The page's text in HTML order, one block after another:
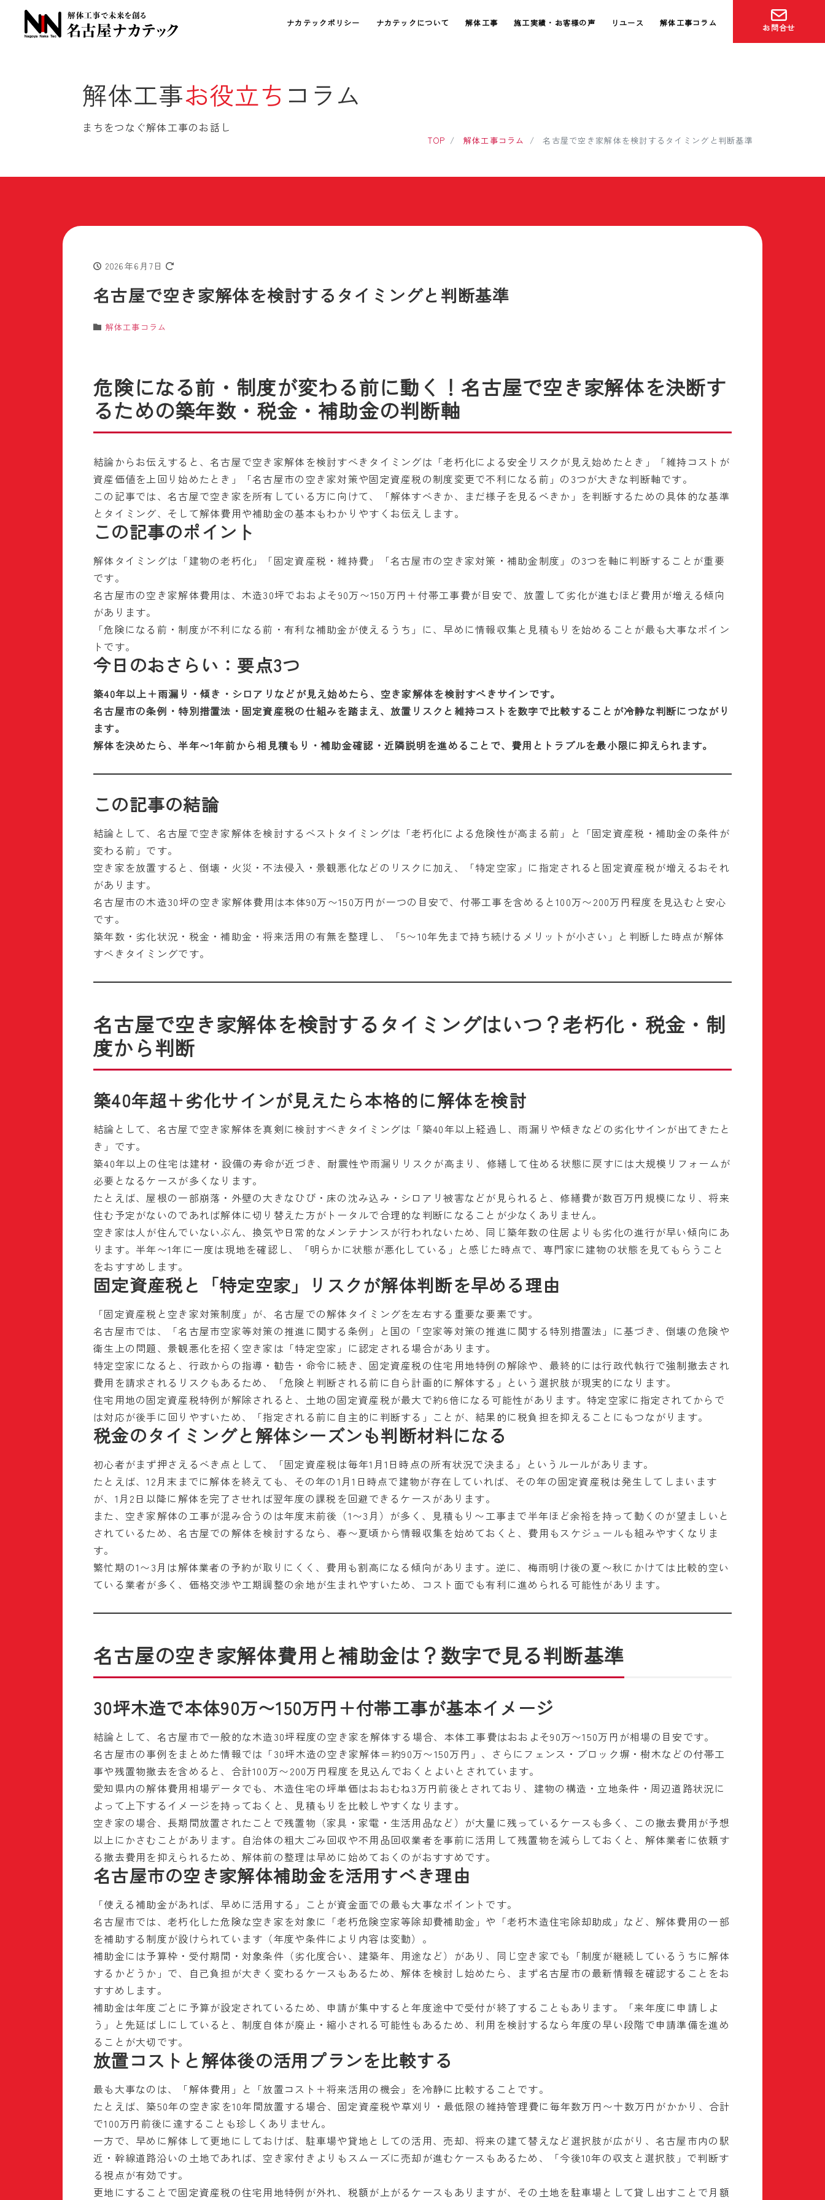
ナカテックポリシー ナカテックについて 解体工事 施工実績・お客様の声 リユース 解体工事コラム お問合せ
解体工事お役立ち コラム
まちをつなぐ解体工事のお話し
TOP 解体工事コラム 名古屋で空き家解体を検討するタイミングと判断基準
2026年6月7日
名古屋で空き家解体を検討するタイミングと判断基準
解体工事コラム
危険になる前・制度が変わる前に動く！名古屋で空き家解体を決断す
るための築年数・税金・補助金の判断軸
結論からお伝えすると、名古屋で空き家解体を検討すべきタイミングは「老朽化による安全リスクが見え始めたとき」「維持コストが
資産価値を上回り始めたとき」「名古屋市の空き家対策や固定資産税の制度変更で不利になる前」の3つが大きな判断軸です。
この記事では、名古屋で空き家を所有している方に向けて、「解体すべきか、まだ様子を見るべきか」を判断するための具体的な基準
とタイミング、そして解体費用や補助金の基本もわかりやすくお伝えします。
この記事のポイント
解体タイミングは「建物の老朽化」「固定資産税・維持費」「名古屋市の空き家対策・補助金制度」の3つを軸に判断することが重要
です。
名古屋市の空き家解体費用は、木造30坪でおおよそ90万〜150万円＋付帯工事費が目安で、放置して劣化が進むほど費用が増える傾向
があります。
「危険になる前・制度が不利になる前・有利な補助金が使えるうち」に、早めに情報収集と見積もりを始めることが最も大事なポイン
トです。
今日のおさらい：要点3つ
築40年以上＋雨漏り・傾き・シロアリなどが見え始めたら、空き家解体を検討すべきサインです。
名古屋市の条例・特別措置法・固定資産税の仕組みを踏まえ、放置リスクと維持コストを数字で比較することが冷静な判断につながり
ます。
解体を決めたら、半年〜1年前から相見積もり・補助金確認・近隣説明を進めることで、費用とトラブルを最小限に抑えられます。
この記事の結論
結論として、名古屋で空き家解体を検討するベストタイミングは「老朽化による危険性が高まる前」と「固定資産税・補助金の条件が
変わる前」です。
空き家を放置すると、倒壊・火災・不法侵入・景観悪化などのリスクに加え、「特定空家」に指定されると固定資産税が増えるおそれ
があります。
名古屋市の木造30坪の空き家解体費用は本体90万〜150万円が一つの目安で、付帯工事を含めると100万〜200万円程度を見込むと安心
です。
築年数・劣化状況・税金・補助金・将来活用の有無を整理し、「5〜10年先まで持ち続けるメリットが小さい」と判断した時点が解体
すべきタイミングです。
名古屋で空き家解体を検討するタイミングはいつ？老朽化・税金・制
度から判断
築40年超＋劣化サインが見えたら本格的に解体を検討
結論として、名古屋で空き家解体を真剣に検討すべきタイミングは「築40年以上経過し、雨漏りや傾きなどの劣化サインが出てきたと
き」です。
築40年以上の住宅は建材・設備の寿命が近づき、耐震性や雨漏りリスクが高まり、修繕して住める状態に戻すには大規模リフォームが
必要となるケースが多くなります。
たとえば、屋根の一部崩落・外壁の大きなひび・床の沈み込み・シロアリ被害などが見られると、修繕費が数百万円規模になり、将来
住む予定がないのであれば解体に切り替えた方がトータルで合理的な判断になることが少なくありません。
空き家は人が住んでいないぶん、換気や日常的なメンテナンスが行われないため、同じ築年数の住居よりも劣化の進行が早い傾向にあ
ります。半年〜1年に一度は現地を確認し、「明らかに状態が悪化している」と感じた時点で、専門家に建物の状態を見てもらうこと
をおすすめします。
固定資産税と「特定空家」リスクが解体判断を早める理由
「固定資産税と空き家対策制度」が、名古屋での解体タイミングを左右する重要な要素です。
名古屋市では、「名古屋市空家等対策の推進に関する条例」と国の「空家等対策の推進に関する特別措置法」に基づき、倒壊の危険や
衛生上の問題、景観悪化を招く空き家は「特定空家」に認定される場合があります。
特定空家になると、行政からの指導・勧告・命令に続き、固定資産税の住宅用地特例の解除や、最終的には行政代執行で強制撤去され
費用を請求されるリスクもあるため、「危険と判断される前に自ら計画的に解体する」という選択肢が現実的になります。
住宅用地の固定資産税特例が解除されると、土地の固定資産税が最大で約6倍になる可能性があります。特定空家に指定されてからで
は対応が後手に回りやすいため、「指定される前に自主的に判断する」ことが、結果的に税負担を抑えることにもつながります。
税金のタイミングと解体シーズンも判断材料になる
初心者がまず押さえるべき点として、「固定資産税は毎年1月1日時点の所有状況で決まる」というルールがあります。
たとえば、12月末までに解体を終えても、その年の1月1日時点で建物が存在していれば、その年の固定資産税は発生してしまいます
が、1月2日以降に解体を完了させれば翌年度の課税を回避できるケースがあります。
また、空き家解体の工事が混み合うのは年度末前後（1〜3月）が多く、見積もり〜工事まで半年ほど余裕を持って動くのが望ましいと
されているため、名古屋での解体を検討するなら、春〜夏頃から情報収集を始めておくと、費用もスケジュールも組みやすくなりま
す。
繁忙期の1〜3月は解体業者の予約が取りにくく、費用も割高になる傾向があります。逆に、梅雨明け後の夏〜秋にかけては比較的空い
ている業者が多く、価格交渉や工期調整の余地が生まれやすいため、コスト面でも有利に進められる可能性があります。
名古屋の空き家解体費用と補助金は？数字で見る判断基準
30坪木造で本体90万〜150万円＋付帯工事が基本イメージ
結論として、名古屋市で一般的な木造30坪程度の空き家を解体する場合、本体工事費はおおよそ90万〜150万円が相場の目安です。
名古屋市の事例をまとめた情報では「30坪木造の空き家解体＝約90万〜150万円」、さらにフェンス・ブロック塀・樹木などの付帯工
事や残置物撤去を含めると、合計100万〜200万円程度を見込んでおくとよいとされています。
愛知県内の解体費用相場データでも、木造住宅の坪単価はおおむね3万円前後とされており、建物の構造・立地条件・周辺道路状況に
よって上下するイメージを持っておくと、見積もりを比較しやすくなります。
空き家の場合、長期間放置されたことで残置物（家具・家電・生活用品など）が大量に残っているケースも多く、この撤去費用が予想
以上にかさむことがあります。自治体の粗大ごみ回収や不用品回収業者を事前に活用して残置物を減らしておくと、解体業者に依頼す
る撤去費用を抑えられるため、解体前の整理は早めに始めておくのがおすすめです。
名古屋市の空き家解体補助金を活用すべき理由
「使える補助金があれば、早めに活用する」ことが資金面での最も大事なポイントです。
名古屋市では、老朽化した危険な空き家を対象に「老朽危険空家等除却費補助金」や「老朽木造住宅除却助成」など、解体費用の一部
を補助する制度が設けられています（年度や条件により内容は変動）。
補助金には予算枠・受付期間・対象条件（劣化度合い、建築年、用途など）があり、同じ空き家でも「制度が継続しているうちに解体
するかどうか」で、自己負担が大きく変わるケースもあるため、解体を検討し始めたら、まず名古屋市の最新情報を確認することをお
すすめします。
補助金は年度ごとに予算が設定されているため、申請が集中すると年度途中で受付が終了することもあります。「来年度に申請しよ
う」と先延ばしにしていると、制度自体が廃止・縮小される可能性もあるため、利用を検討するなら年度の早い段階で申請準備を進め
ることが大切です。
放置コストと解体後の活用プランを比較する
最も大事なのは、「解体費用」と「放置コスト＋将来活用の機会」を冷静に比較することです。
たとえば、築50年の空き家を10年間放置する場合、固定資産税や草刈り・最低限の維持管理費に毎年数万円〜十数万円がかかり、合計
で100万円前後に達することも珍しくありません。
一方で、早めに解体して更地にしておけば、駐車場や貸地としての活用、売却、将来の建て替えなど選択肢が広がり、名古屋市内の駅
近・幹線道路沿いの土地であれば、空き家付きよりもスムーズに売却が進むケースもあるため、「今後10年の収支と選択肢」で判断す
る視点が有効です。
更地にすることで固定資産税の住宅用地特例が外れ、税額が上がるケースもありますが、その土地を駐車場として貸し出すことで月額